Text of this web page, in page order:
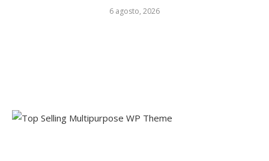
6 agosto, 2026